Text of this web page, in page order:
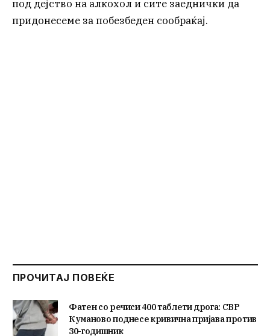
под дејство на алкохол и сите заеднички да
придонесеме за побезбеден сообраќај.
ПРОЧИТАЈ ПОВЕЌЕ
Фатен со речиси 400 таблети дрога: СВР
Куманово поднесе кривична пријава против
30-годишник